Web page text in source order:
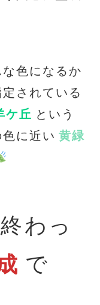
色になるか
されている
ケ丘 という
に近い 黄緑
わっ
で